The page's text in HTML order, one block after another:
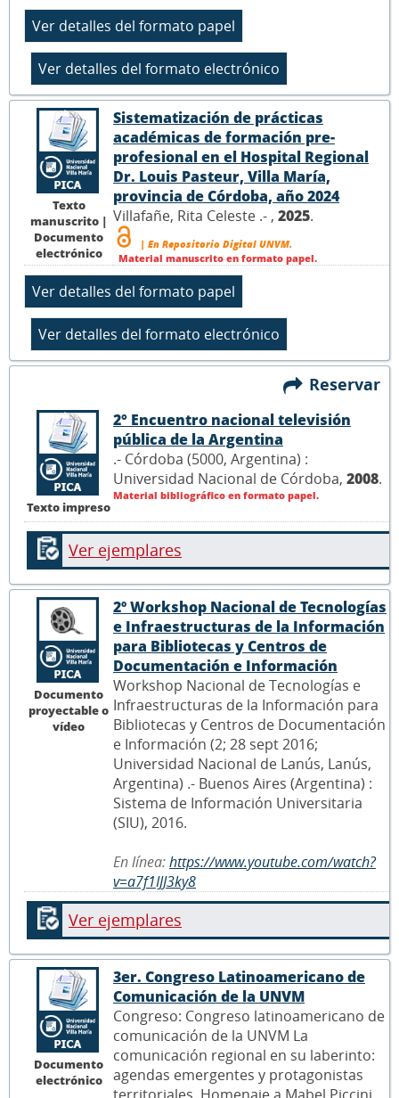
Texto
manuscrito |
Documento
electrónico
Sistematización de prácticas
académicas de formación pre-
profesional en el Hospital Regional
Dr. Louis Pasteur, Villa María,
provincia de Córdoba, año 2024
Villafañe, Rita Celeste .- , 2025.
| En Repositorio Digital UNVM.
Material manuscrito en formato papel.
Reservar
Texto impreso
2° Encuentro nacional televisión
pública de la Argentina
.- Córdoba (5000, Argentina) :
Universidad Nacional de Córdoba, 2008.
Material bibliográfico en formato papel.
Ver ejemplares
Documento
proyectable o
vídeo
2º Workshop Nacional de Tecnologías
e Infraestructuras de la Información
para Bibliotecas y Centros de
Documentación e Información
Workshop Nacional de Tecnologías e
Infraestructuras de la Información para
Bibliotecas y Centros de Documentación
e Información (2; 28 sept 2016;
Universidad Nacional de Lanús, Lanús,
Argentina) .- Buenos Aires (Argentina) :
Sistema de Información Universitaria
(SIU), 2016.
En línea:https://www.youtube.com/watch?
v=a7f1IJJ3ky8
Ver ejemplares
Documento
electrónico
3er. Congreso Latinoamericano de
Comunicación de la UNVM
Congreso: Congreso latinoamericano de
comunicación de la UNVM La
comunicación regional en su laberinto:
agendas emergentes y protagonistas